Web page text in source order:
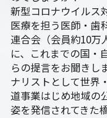
新型コロナウイルス
医療を担う医師・歯
連合会（会員約10万
に、これまでの国・
らの提言をお聞きし
ナリストとして世界
道事業はじめ地域の
姿を発信されてきた